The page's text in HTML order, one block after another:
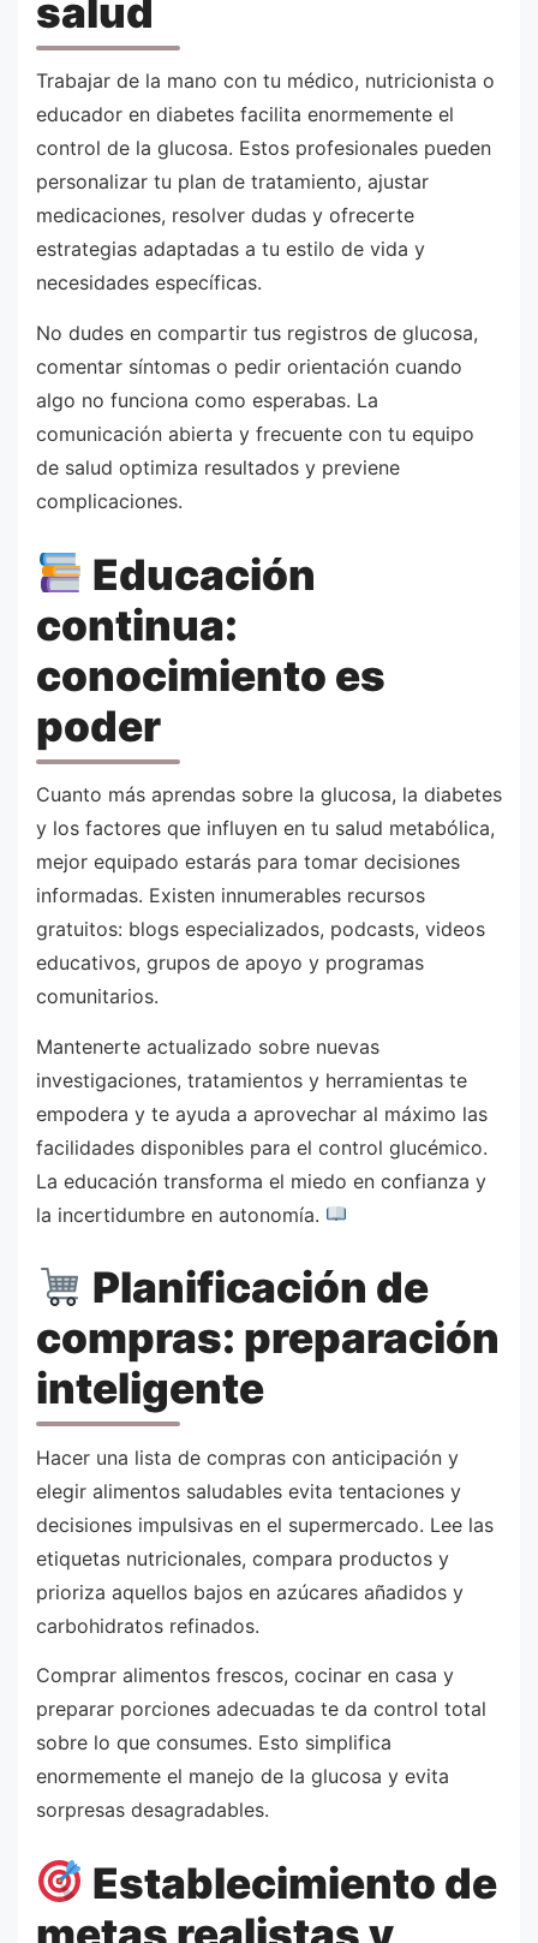
salud
Trabajar de la mano con tu médico, nutricionista o
educador en diabetes facilita enormemente el
control de la glucosa. Estos profesionales pueden
personalizar tu plan de tratamiento, ajustar
medicaciones, resolver dudas y ofrecerte
estrategias adaptadas a tu estilo de vida y
necesidades específicas.
No dudes en compartir tus registros de glucosa,
comentar síntomas o pedir orientación cuando
algo no funciona como esperabas. La
comunicación abierta y frecuente con tu equipo
de salud optimiza resultados y previene
complicaciones.
Educación
continua:
conocimiento es
poder
Cuanto más aprendas sobre la glucosa, la diabetes
y los factores que influyen en tu salud metabólica,
mejor equipado estarás para tomar decisiones
informadas. Existen innumerables recursos
gratuitos: blogs especializados, podcasts, videos
educativos, grupos de apoyo y programas
comunitarios.
Mantenerte actualizado sobre nuevas
investigaciones, tratamientos y herramientas te
empodera y te ayuda a aprovechar al máximo las
facilidades disponibles para el control glucémico.
La educación transforma el miedo en confianza y
la incertidumbre en autonomía.
Planificación de
compras: preparación
inteligente
Hacer una lista de compras con anticipación y
elegir alimentos saludables evita tentaciones y
decisiones impulsivas en el supermercado. Lee las
etiquetas nutricionales, compara productos y
prioriza aquellos bajos en azúcares añadidos y
carbohidratos refinados.
Comprar alimentos frescos, cocinar en casa y
preparar porciones adecuadas te da control total
sobre lo que consumes. Esto simplifica
enormemente el manejo de la glucosa y evita
sorpresas desagradables.
Establecimiento de